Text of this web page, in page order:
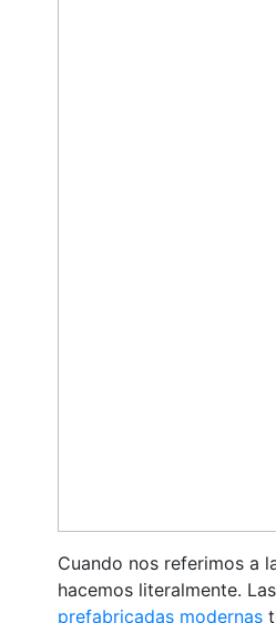
Cuando nos referimos a
hacemos literalmente. Las
prefabricadas modernas